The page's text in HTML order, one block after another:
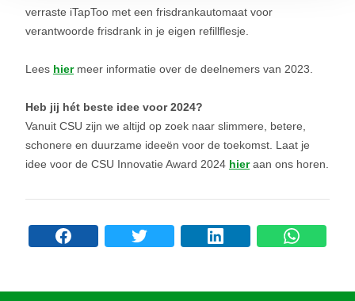
verraste iTapToo met een frisdrankautomaat voor
verantwoorde frisdrank in je eigen refillflesje.
Lees hiermeer informatie over de deelnemers van 2023.
Heb jij hét beste idee voor 2024?
Vanuit CSU zijn we altijd op zoek naar slimmere, betere,
schonere en duurzame ideeën voor de toekomst. Laat je
idee voor de CSU Innovatie Award 2024 hieraan ons horen.